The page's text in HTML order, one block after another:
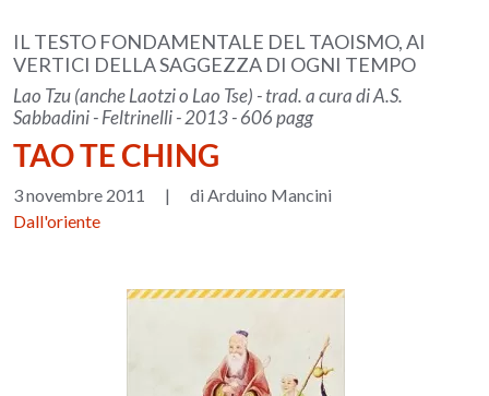
IL TESTO FONDAMENTALE DEL TAOISMO, AI
VERTICI DELLA SAGGEZZA DI OGNI TEMPO
Lao Tzu (anche Laotzi o Lao Tse) - trad. a cura di A.S.
Sabbadini - Feltrinelli - 2013 - 606 pagg
TAO TE CHING
3 novembre 2011 |
di Arduino Mancini
Dall'oriente